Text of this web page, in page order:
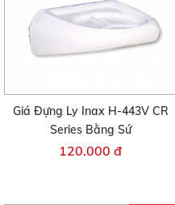
Giá Đựng Ly Inax H-443V CR
Series Bằng Sứ
120.000 đ